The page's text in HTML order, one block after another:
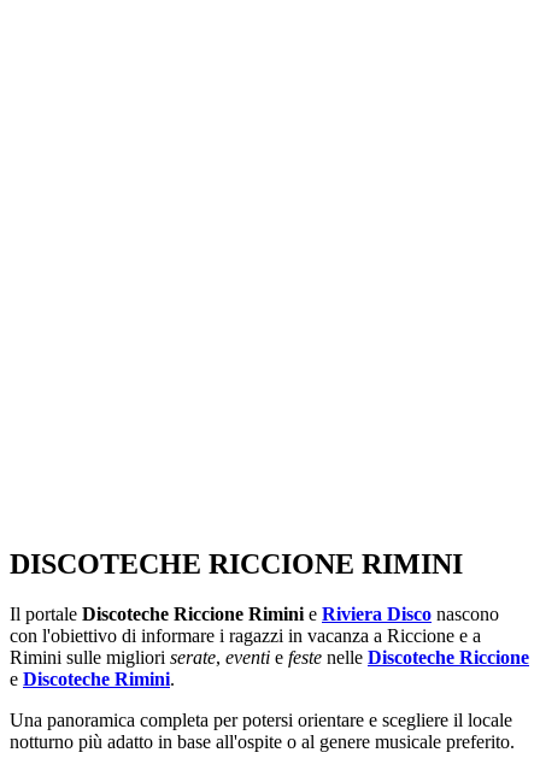
DISCOTECHE RICCIONE RIMINI
Il portale Discoteche Riccione Riminie Riviera Disco nascono
con l'obiettivo di informare i ragazzi in vacanza a Riccione e a
Rimini sulle migliori serate, eventi e feste nelle Discoteche Riccione
e Discoteche Rimini.
Una panoramica completa per potersi orientare e scegliere il locale
notturno più adatto in base all'ospite o al genere musicale preferito.